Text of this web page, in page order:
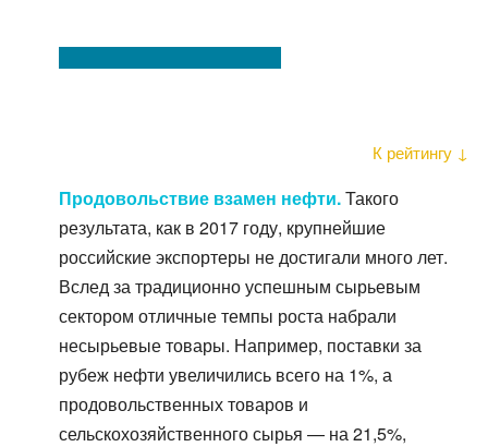
К рейтингу ↓
Продовольствие взамен нефти.Такого
результата, как в 2017 году, крупнейшие
российские экспортеры не достигали много лет.
Вслед за традиционно успешным сырьевым
сектором отличные темпы роста набрали
несырьевые товары. Например, поставки за
рубеж нефти увеличились всего на 1%, а
продовольственных товаров и
сельскохозяйственного сырья — на 21,5%,